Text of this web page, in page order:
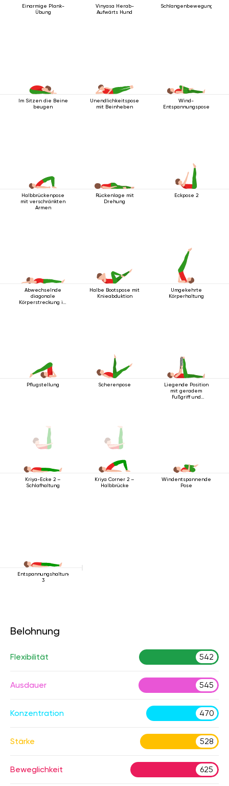
Einarmige Plank-
Übung
Vinyasa Herab-
Aufwärts Hund
Schlangenbewegung
Im Sitzen die Beine
beugen
Unendlichkeitspose
mit Beinheben
Wind-
Entspannungspose
Halbbrückenpose
mit verschränkten
Armen
Rückenlage mit
Drehung
Eckpose 2
Abwechselnde
diagonale
Körperstreckung im
Halbe Bootspose mit
Knieabduktion
Umgekehrte
Körperhaltung
Pflugstellung Scherenpose
Liegende Position
mit geradem
Fußgriff und
Kriya-Ecke 2 –
Schlafhaltung
Kriya Corner 2 –
Halbbrücke
Windentspannende
Pose
Entspannungshaltung
3
Belohnung
Flexibilität 542
Ausdauer 545
Konzentration 470
Stärke 528
Beweglichkeit 625